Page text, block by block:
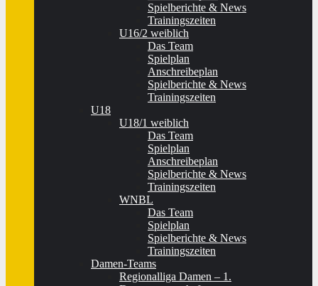
Spielberichte & News
Trainingszeiten
U16/2 weiblich
Das Team
Spielplan
Anschreibeplan
Spielberichte & News
Trainingszeiten
U18
U18/1 weiblich
Das Team
Spielplan
Anschreibeplan
Spielberichte & News
Trainingszeiten
WNBL
Das Team
Spielplan
Spielberichte & News
Trainingszeiten
Damen-Teams
Regionalliga Damen – 1.